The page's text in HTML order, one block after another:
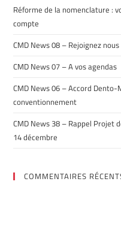
Réforme de la nomenclature :
compte
CMD News 08 – Rejoignez
CMD News 07 – A vos agendas
CMD News 06 – Accord
conventionnement
CMD News 38 – Rappel Projet
14 décembre
COMMENTAIRES